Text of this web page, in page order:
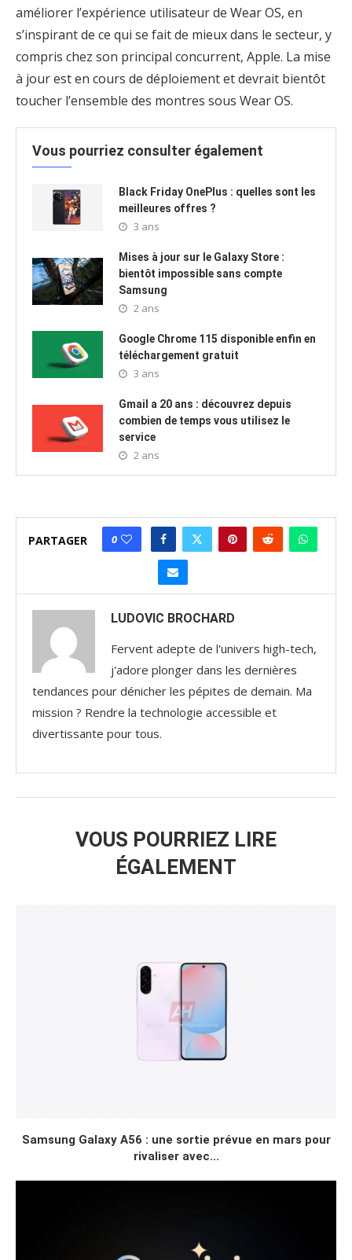
améliorer l’expérience utilisateur de Wear OS, en
s’inspirant de ce qui se fait de mieux dans le secteur, y
compris chez son principal concurrent, Apple. La mise
à jour est en cours de déploiement et devrait bientôt
toucher l’ensemble des montres sous Wear OS.
Vous pourriez consulter également
Black Friday OnePlus : quelles sont les
meilleures offres ?
3 ans
Mises à jour sur le Galaxy Store :
bientôt impossible sans compte
Samsung
2 ans
Google Chrome 115 disponible enfin en
téléchargement gratuit
3 ans
Gmail a 20 ans : découvrez depuis
combien de temps vous utilisez le
service
2 ans
PARTAGER 0
LUDOVIC BROCHARD
Fervent adepte de l'univers high-tech,
j'adore plonger dans les dernières
tendances pour dénicher les pépites de demain. Ma
mission ? Rendre la technologie accessible et
divertissante pour tous.
VOUS POURRIEZ LIRE
ÉGALEMENT
Samsung Galaxy A56 : une sortie prévue en mars pour
rivaliser avec...